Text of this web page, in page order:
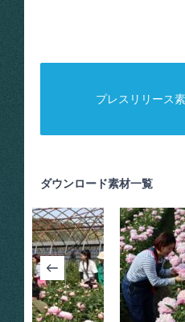
プレスリリース
ダウンロード素材一覧